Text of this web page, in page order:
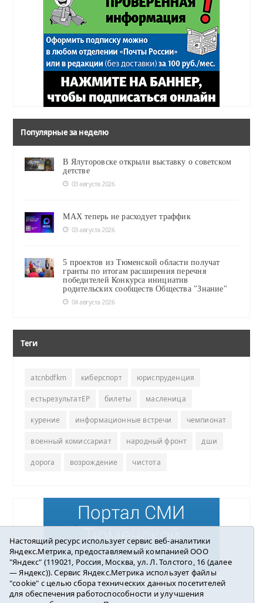
Популярные за неделю
В Ялуторовске открыли выставку о советском
детстве
03 августа 2026
MAX теперь не расходует траффик
03 августа 2026
5 проектов из Тюменской области получат
гранты по итогам расширения перечня
победителей Конкурса инициатив
родительских сообществ Общества "Знание"
04 августа 2026
Теги
atcnbdfkm киберспорт юриспруденция
естьрезультатЕР билеты масленица
курение информационные встречи чемпионат
военный комиссариат народный фронт дши
дорога возрождение чистота
Погода в Ялуторовске
Настоящий ресурс использует сервис веб-аналитики
Яндекс.Метрика, предоставляемый компанией ООО
"Яндекс" (119021, Россия, Москва, ул. Л. Толстого, 16 (далее
— Яндекс)). Сервис Яндекс.Метрика использует файлы
"cookie" с целью сбора технических данных посетителей
для обеспечения работоспособности и улучшения